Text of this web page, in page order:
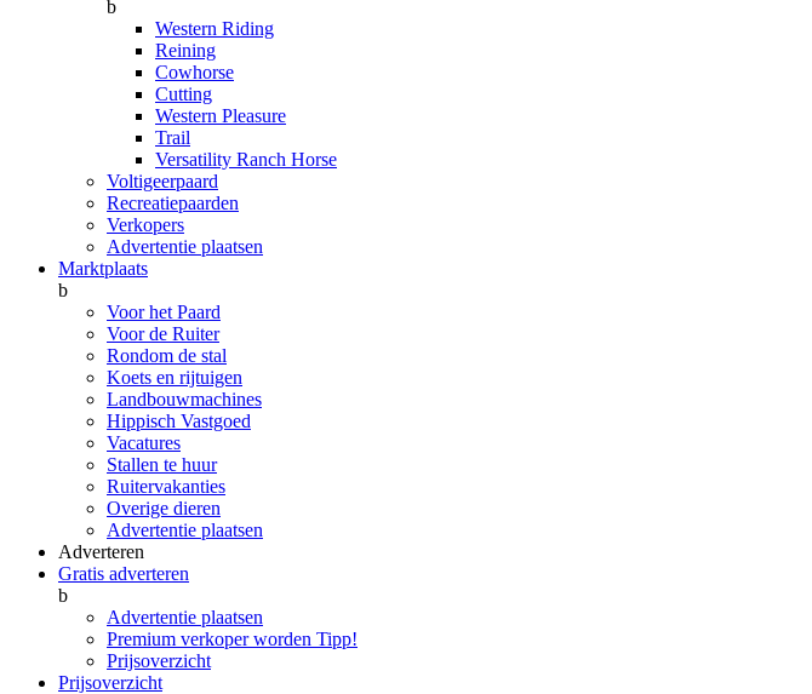
b
Western Riding
Reining
Cowhorse
Cutting
Western Pleasure
Trail
Versatility Ranch Horse
Voltigeerpaard
Recreatiepaarden
Verkopers
Advertentie plaatsen
Marktplaats
b
Voor het Paard
Voor de Ruiter
Rondom de stal
Koets en rijtuigen
Landbouwmachines
Hippisch Vastgoed
Vacatures
Stallen te huur
Ruitervakanties
Overige dieren
Advertentie plaatsen
Adverteren
Gratis adverteren
b
Advertentie plaatsen
Premium verkoper worden Tipp!
Prijsoverzicht
Prijsoverzicht